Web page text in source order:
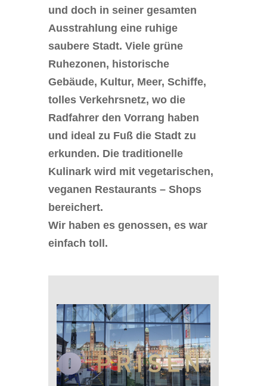
und doch in seiner gesamten
Ausstrahlung eine ruhige
saubere Stadt. Viele grüne
Ruhezonen, historische
Gebäude, Kultur, Meer, Schiffe,
tolles Verkehrsnetz, wo die
Radfahrer den Vorrang haben
und ideal zu Fuß die Stadt zu
erkunden. Die traditionelle
Kulinark wird mit vegetarischen,
veganen Restaurants – Shops
bereichert.
Wir haben es genossen, es war
einfach toll.